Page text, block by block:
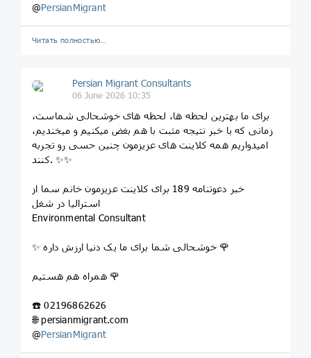
@PersianMigrant
Читать полностью…
Persian Migrant Consultants
06 June 2026 10:35
برای ما بهترین لحظه ها، لحظه های خوشحالی شماست،
زمانی که با خبر نتیجه مثبت با هم بغض میکنیم و میخندیم،
امیدواریم همه کلاینت های عزیزمون چنین حسی رو تجربه
کنند. ✨✨
خبر دعوتنامه 189 برای کلاینت عزیزمون خانم سما از
استرالیا در شغل
Environmental Consultant
✨ خوشحالی شما برای ما یک دنیا ارزش داره 🌹
همراه هم هستیم 🌹
☎️ 02196862626
🌐 persianmigrant.com
@PersianMigrant